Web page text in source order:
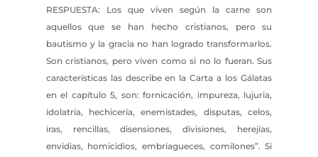
RESPUESTA: Los que viven según la carne son
aquellos que se han hecho cristianos, pero su
bautismo y la gracia no han logrado transformarlos.
Son cristianos, pero viven como si no lo fueran. Sus
características las describe en la Carta a los Gálatas
en el capítulo 5, son: fornicación, impureza, lujuria,
idolatría, hechicería, enemistades, disputas, celos,
iras, rencillas, disensiones, divisiones, herejías,
envidias, homicidios, embriagueces, comilones”. Si